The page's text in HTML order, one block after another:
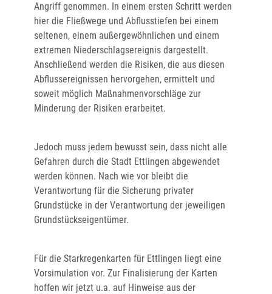
Angriff genommen. In einem ersten Schritt werden
hier die Fließwege und Abflusstiefen bei einem
seltenen, einem außergewöhnlichen und einem
extremen Niederschlagsereignis dargestellt.
Anschließend werden die Risiken, die aus diesen
Abflussereignissen hervorgehen, ermittelt und
soweit möglich Maßnahmenvorschläge zur
Minderung der Risiken erarbeitet.
Jedoch muss jedem bewusst sein, dass nicht alle
Gefahren durch die Stadt Ettlingen abgewendet
werden können. Nach wie vor bleibt die
Verantwortung für die Sicherung privater
Grundstücke in der Verantwortung der jeweiligen
Grundstückseigentümer.
Für die Starkregenkarten für Ettlingen liegt eine
Vorsimulation vor. Zur Finalisierung der Karten
hoffen wir jetzt u.a. auf Hinweise aus der